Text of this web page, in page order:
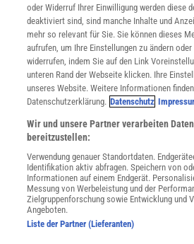
WEITERE NEUERSCHEINUNGEN
Spektrum.de-
JETZT
Sie können unsere Newsletter jederzeit wieder
SERVICES
Newsletter
oder Widerruf Ihrer Einwilligung werden diese
deaktiviert sind, sind manche Inhalte und
mehr so relevant für Sie. Sie können dieses
aufrufen, um Ihre Einstellungen zu ändern
widerrufen, indem Sie auf den Link
unteren Rand der Webseite klicken. Ihre
unseres Website. Weitere Informationen
Datenschutzerklärung. Datenschutz
Wir und unsere Partner verarbeiten
bereitzustellen:
Verwendung genauer Standortdaten.
Identifikation aktiv abfragen. Speichern von
Informationen auf einem Endgerät.
Messung von Werbeleistung und der
Zielgruppenforschung sowie Entwicklung und
Angeboten.
Liste der Partner (Lieferanten)